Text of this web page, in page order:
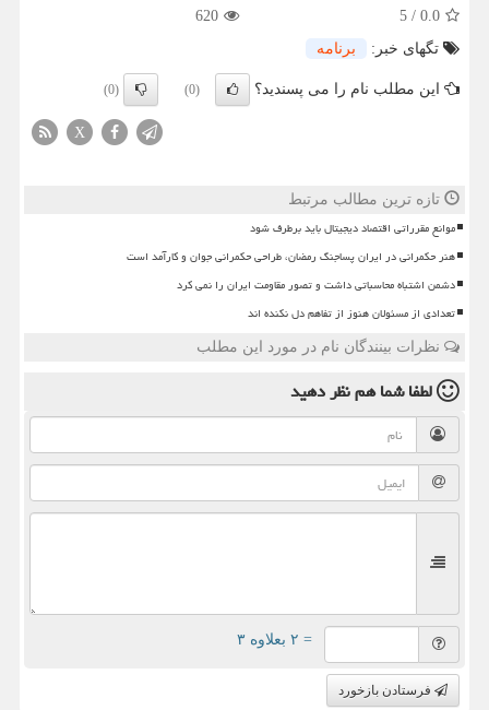
0.0
/
5
620
تگهای خبر:
برنامه
این مطلب نام را می پسندید؟ (0)
(0)
X
تازه ترین مطالب مرتبط
موانع مقرراتی اقتصاد دیجیتال باید برطرف شود
هنر حکمرانی در ایران پساجنگ رمضان، طراحی حکمرانی جوان و کارآمد است
دشمن اشتباه محاسباتی داشت و تصور مقاومت ایران را نمی کرد
تعدادی از مسئولان هنوز از تفاهم دل نکنده اند
نظرات بینندگان نام در مورد این مطلب
لطفا شما همنظر دهید
= ۲ بعلاوه ۳
فرستادن بازخورد